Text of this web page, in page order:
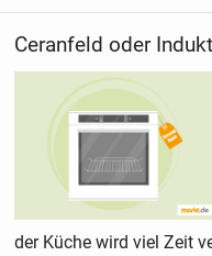
Ceranfeld oder
der Küche wird viel Zeit